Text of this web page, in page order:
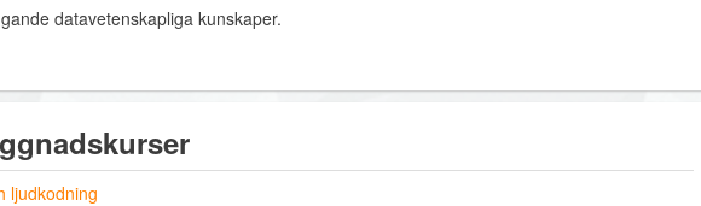
datavetenskapliga kunskaper.
ljudkodning